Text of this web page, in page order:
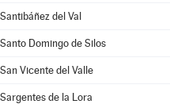
Santibáñez del Val
Santo Domingo de Silos
San Vicente del Valle
Sargentes de la Lora